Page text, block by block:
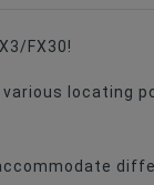
FX30!
locating